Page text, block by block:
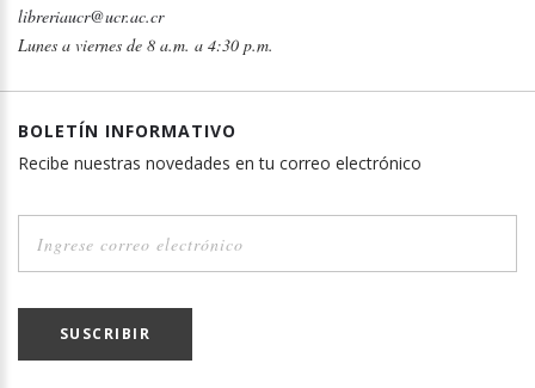
libreriaucr@ucr.ac.cr
Lunes a viernes de 8 a.m. a 4:30 p.m.
BOLETÍN INFORMATIVO
Recibe nuestras novedades en tu correo electrónico
SUSCRIBIR